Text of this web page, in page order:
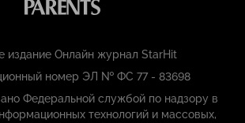
издание Онлайн журнал StarHit
номер ЭЛ № ФС 77 - 83698
Федеральной службой по надзору в
технологий и массовых,